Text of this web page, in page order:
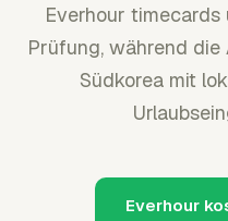
Everhour
Prüfung, während
Südkorea mit
Everhour